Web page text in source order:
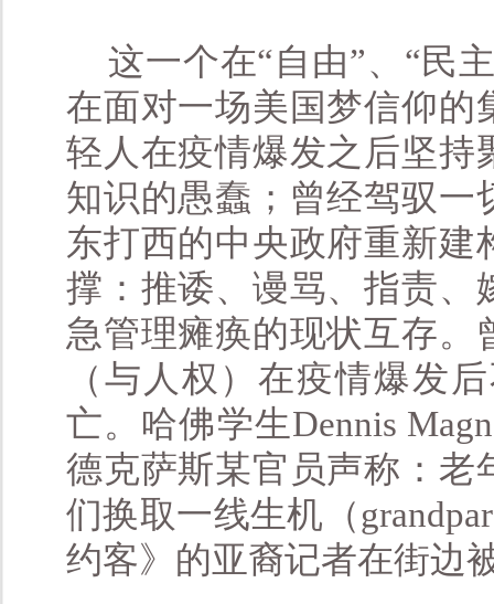
这一个在“自由”、“民
在面对一场美国梦信仰的
轻人在疫情爆发之后坚持
知识的愚蠢；曾经驾驭一
东打西的中央政府重新
撑：推诿、谩骂、指责、
急管理瘫痪的现状互存。
（与人权）在疫情爆发
亡。哈佛学生Dennis
德克萨斯某官员声称：老
们换取一线生机（
约客》的亚裔记者在街边